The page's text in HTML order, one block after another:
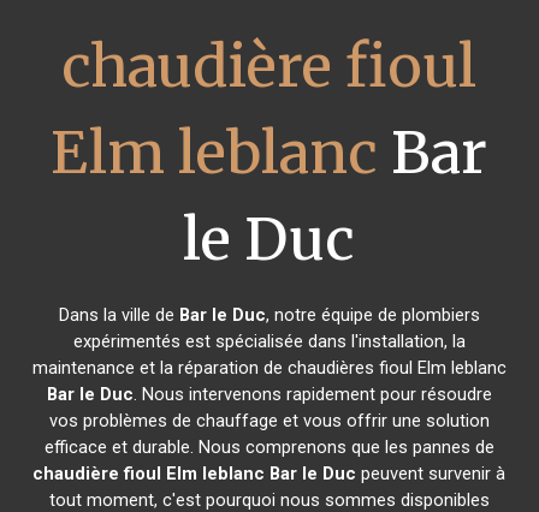
chaudière fioul
Elm leblanc Bar
le Duc
Dans la ville de Bar le Duc, notre équipe de plombiers
expérimentés est spécialisée dans l'installation, la
maintenance et la réparation de chaudières fioul Elm leblanc
Bar le Duc. Nous intervenons rapidement pour résoudre
vos problèmes de chauffage et vous offrir une solution
efficace et durable. Nous comprenons que les pannes de
chaudière fioul Elm leblanc Bar le Duc peuvent survenir à
tout moment, c'est pourquoi nous sommes disponibles